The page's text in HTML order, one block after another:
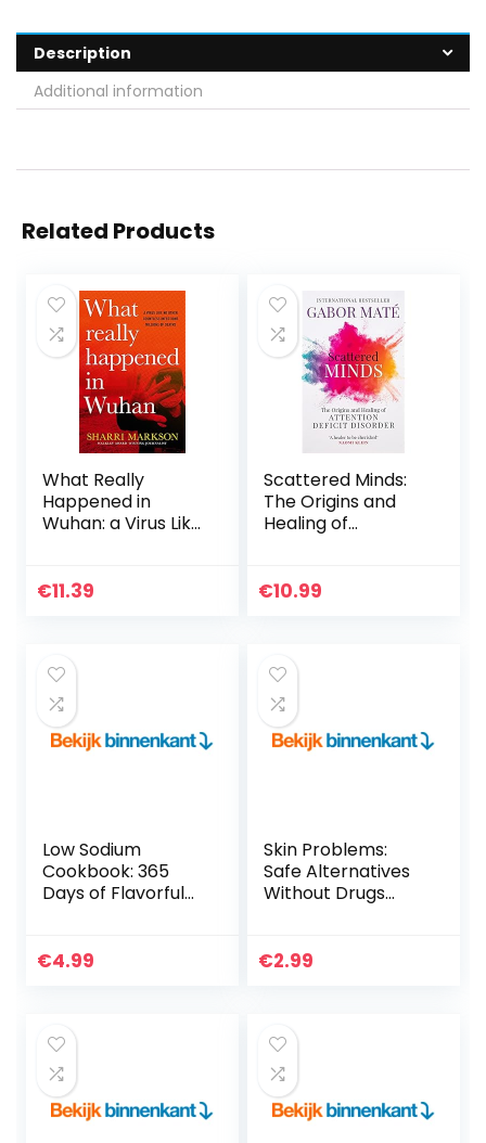
Description
Additional information
Related Products
What Really
Happened in
Wuhan: a Virus Like
Infections, Millions
€11.39
Scattered Minds:
The Origins and
Healing of
€10.99
Low Sodium
Cookbook: 365
Days of Flavorful
Blood Pressure &
€4.99
Skin Problems:
Safe Alternatives
Without Drugs
€2.99